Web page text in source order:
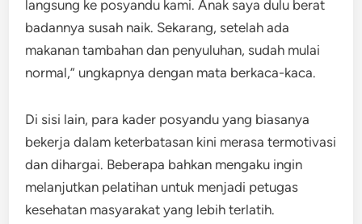
langsung ke posyandu kami. Anak saya dulu berat
badannya susah naik. Sekarang, setelah ada
makanan tambahan dan penyuluhan, sudah mulai
normal,” ungkapnya dengan mata berkaca-kaca.
Di sisi lain, para kader posyandu yang biasanya
bekerja dalam keterbatasan kini merasa termotivasi
dan dihargai. Beberapa bahkan mengaku ingin
melanjutkan pelatihan untuk menjadi petugas
kesehatan masyarakat yang lebih terlatih.